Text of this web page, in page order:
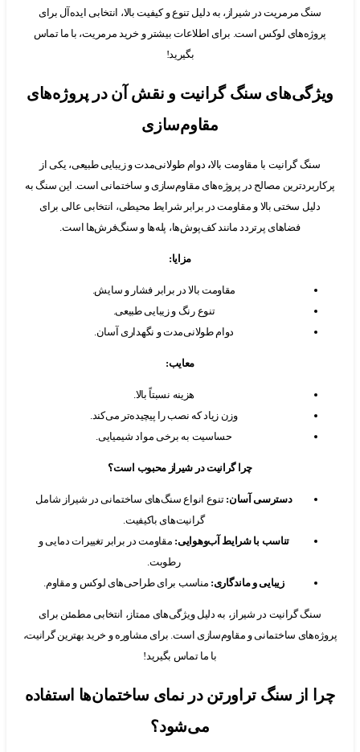
مرمریت در شیراز، به دلیل تنوع و کیفیت بالا، انتخابی ایده‌آل برای
لوکس است. برای اطلاعات بیشتر و خرید مرمریت، با ما تماس
سنگ گرانیت و نقش آن در پروژه‌های
مقاوم‌سازی
گرانیت با مقاومت بالا،دوام طولانی‌مدت و زیبایی طبیعی، یکی از
مصالح در پروژه‌های مقاوم‌سازی و ساختمانی است. این سنگ به
سختی بالا و مقاومت در برابر شرایط محیطی، انتخابی عالی برای
فضاهای پرتردد مانند کف‌پوش‌ها، پله‌ها و سنگ‌فرش‌ها است.
مقاومت بالا در برابر فشار و سایش.
تنوع رنگ و زیبایی طبیعی.
دوام طولانی‌مدت و نگهداری آسان.
هزینه نسبتاً بالا.
وزن زیاد که نصب را پیچیده‌تر می‌کند.
حساسیت به برخی مواد شیمیایی.
چرا گرانیت در شیراز محبوب است؟
دسترسی آسان :تنوع انواع سنگ‌های ساختمانی در شیراز شامل
گرانیت‌های باکیفیت.
تناسب با شرایط آب‌وهوایی :مقاومت در برابر تغییرات دمایی و
زیبایی و ماندگاری:مناسب برای طراحی‌های لوکس و مقاوم.
گرانیت در شیراز، به دلیل ویژگی‌های ممتاز، انتخابی مطمئن برای
ساختمانی و مقاوم‌سازی است. برای مشاوره و خرید بهترین گرانیت،
با ما تماس بگیرید!
از سنگ تراورتن در نمای ساختمان‌ها استفاده
می‌شود؟